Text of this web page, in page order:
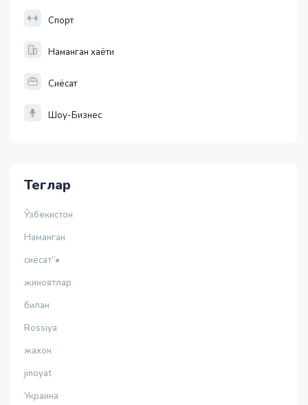
Спорт
Наманган хаёти
Сиёсат
Шоу-Бизнес
Теглар
Ўзбекистон
Наманган
сиёсат”•
жиноятлар
билан
Rossiya
жахон
jinoyat
Украина